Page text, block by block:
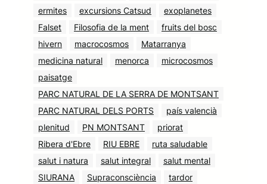
ermites
excursions Catsud
exoplanetes
Falset
Filosofia de la ment
fruits del bosc
hivern
macrocosmos
Matarranya
medicina natural
menorca
microcosmos
paisatge
PARC NATURAL DE LA SERRA DE MONTSANT
PARC NATURAL DELS PORTS
país valencià
plenitud
PN MONTSANT
priorat
Ribera d'Ebre
RIU EBRE
ruta saludable
salut i natura
salut integral
salut mental
SIURANA
Supraconsciència
tardor